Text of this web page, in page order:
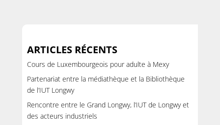
ARTICLES RÉCENTS
Cours de Luxembourgeois pour adulte à Mexy
Partenariat entre la médiathèque et la Bibliothèque
de l’IUT Longwy
Rencontre entre le Grand Longwy, l’IUT de Longwy et
des acteurs industriels